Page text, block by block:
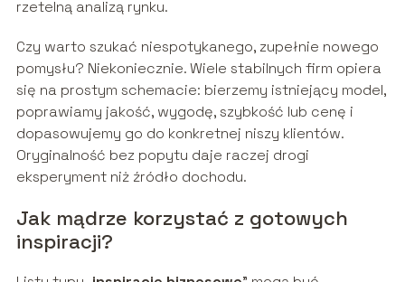
rzetelną analizą rynku.
Czy warto szukać niespotykanego, zupełnie nowego
pomysłu? Niekoniecznie. Wiele stabilnych firm opiera
się na prostym schemacie: bierzemy istniejący model,
poprawiamy jakość, wygodę, szybkość lub cenę i
dopasowujemy go do konkretnej niszy klientów.
Oryginalność bez popytu daje raczej drogi
eksperyment niż źródło dochodu.
Jak mądrze korzystać z gotowych
inspiracji?